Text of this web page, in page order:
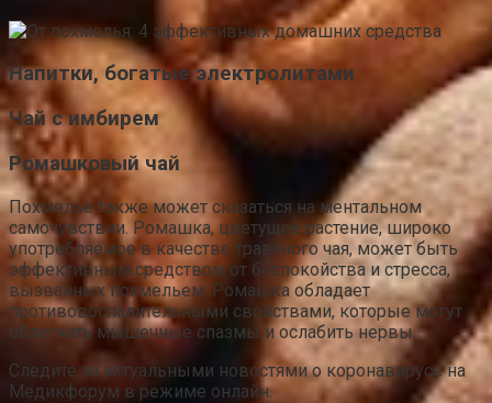
Напитки, богатые электролитами
Чай с имбирем
Ромашковый чай
Похмелье также может сказаться на ментальном
самочувствии. Ромашка, цветущее растение, широко
употребляемое в качестве травяного чая, может быть
эффективным средством от беспокойства и стресса,
вызванных похмельем. Ромашка обладает
противовоспалительными свойствами, которые могут
облегчить мышечные спазмы и ослабить нервы.
Следите за актуальными новостями о коронавирусе на
Медикфорум в режиме онлайн.